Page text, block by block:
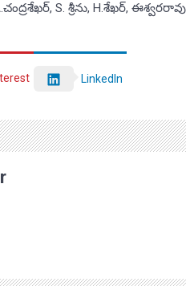
S. శ్రీను, H.శేఖర్,
LinkedIn